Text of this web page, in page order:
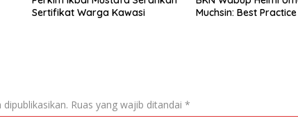
Sertifikat Warga Kawasi
Muchsin: Best Practice
Ruas yang wajib ditandai *